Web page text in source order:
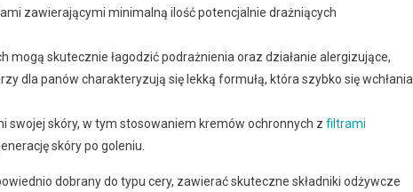
zawierającymi minimalną ilość potencjalnie drażniących
mogą skutecznie łagodzić podrażnienia oraz działanie alergizujące,
dla panów charakteryzują się lekką formułą, która szybko się wchłania
skóry, w tym stosowaniem kremów ochronnych z filtrami
skóry po goleniu.
dobrany do typu cery, zawierać skuteczne składniki odżywcze